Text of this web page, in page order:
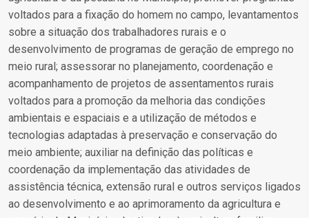
voltados para a fixação do homem no campo, levantamentos
sobre a situação dos trabalhadores rurais e o
desenvolvimento de programas de geração de emprego no
meio rural; assessorar no planejamento, coordenação e
acompanhamento de projetos de assentamentos rurais
voltados para a promoção da melhoria das condições
ambientais e espaciais e a utilização de métodos e
tecnologias adaptadas à preservação e conservação do
meio ambiente; auxiliar na definição das políticas e
coordenação da implementação das atividades de
assistência técnica, extensão rural e outros serviços ligados
ao desenvolvimento e ao aprimoramento da agricultura e